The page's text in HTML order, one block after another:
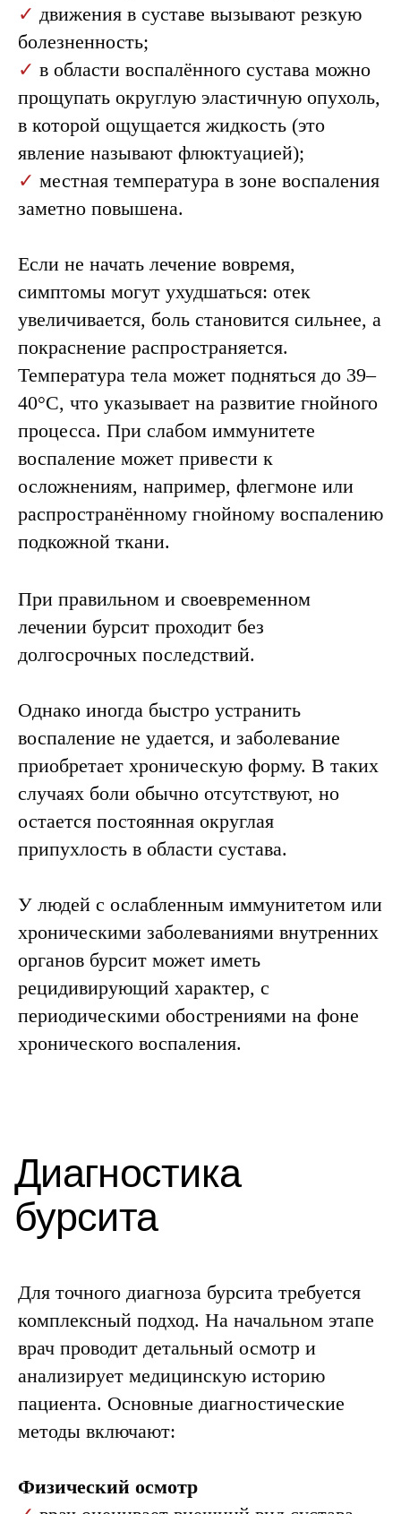
✓ движения в суставе вызывают резкую
болезненность;
✓ в области воспалённого сустава можно
прощупать округлую эластичную опухоль,
в которой ощущается жидкость (это
явление называют флюктуацией);
✓ местная температура в зоне воспаления
заметно повышена.
Если не начать лечение вовремя,
симптомы могут ухудшаться: отек
увеличивается, боль становится сильнее, а
покраснение распространяется.
Температура тела может подняться до 39–
40°C, что указывает на развитие гнойного
процесса. При слабом иммунитете
воспаление может привести к
осложнениям, например, флегмоне или
распространённому гнойному воспалению
подкожной ткани.
При правильном и своевременном
лечении бурсит проходит без
долгосрочных последствий.
Однако иногда быстро устранить
воспаление не удается, и заболевание
приобретает хроническую форму. В таких
случаях боли обычно отсутствуют, но
остается постоянная округлая
припухлость в области сустава.
У людей с ослабленным иммунитетом или
хроническими заболеваниями внутренних
органов бурсит может иметь
рецидивирующий характер, с
периодическими обострениями на фоне
хронического воспаления.
Для точного диагноза бурсита требуется
комплексный подход. На начальном этапе
врач проводит детальный осмотр и
анализирует медицинскую историю
пациента. Основные диагностические
методы включают:
Физический осмотр
Реабилитация